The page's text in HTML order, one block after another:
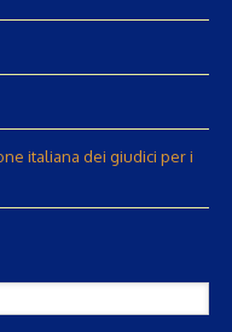
italiana dei giudici per i